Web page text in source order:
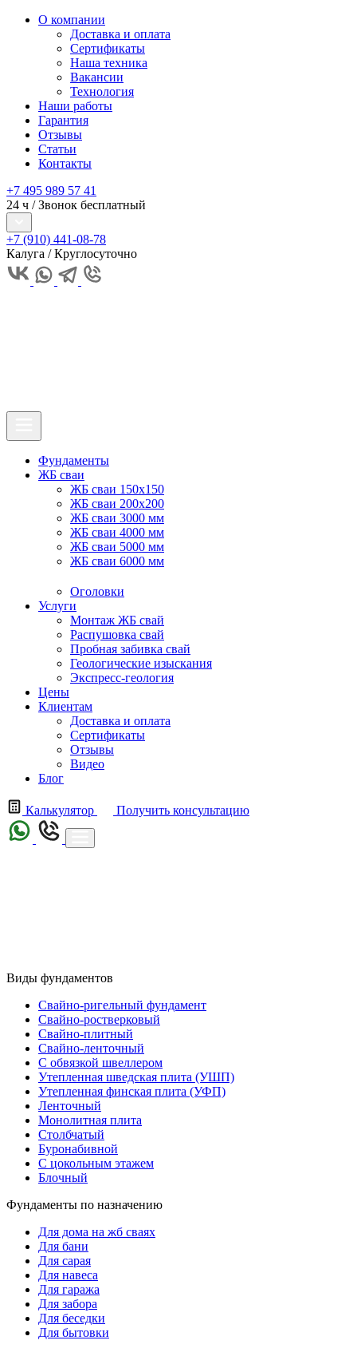
О компании
Доставка и оплата
Сертификаты
Наша техника
Вакансии
Технология
Наши работы
Гарантия
Отзывы
Статьи
Контакты
+7 495 989 57 41
24 ч / Звонок бесплатный
+7 (910) 441-08-78
Калуга / Круглосуточно
Фундаменты
ЖБ сваи
ЖБ сваи 150x150
ЖБ сваи 200x200
ЖБ сваи 3000 мм
ЖБ сваи 4000 мм
ЖБ сваи 5000 мм
ЖБ сваи 6000 мм
Оголовки
Услуги
Монтаж ЖБ свай
Распушовка свай
Пробная забивка свай
Геологические изыскания
Экспресс-геология
Цены
Клиентам
Доставка и оплата
Сертификаты
Отзывы
Видео
Блог
Калькулятор Получить консультацию
Виды фундаментов
Свайно-ригельный фундамент
Свайно-ростверковый
Свайно-плитный
Свайно-ленточный
С обвязкой швеллером
Утепленная шведская плита (УШП)
Утепленная финская плита (УФП)
Ленточный
Монолитная плита
Столбчатый
Буронабивной
С цокольным этажем
Блочный
Фундаменты по назначению
Для дома на жб сваях
Для бани
Для сарая
Для навеса
Для гаража
Для забора
Для беседки
Для бытовки